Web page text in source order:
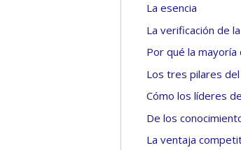
La esencia
La verificación de
Por qué la
Los tres pilares
Cómo los líderes
De los
La ventaja